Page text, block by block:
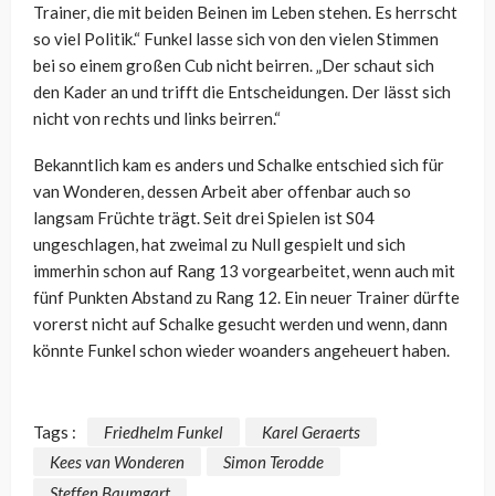
Trainer, die mit beiden Beinen im Leben stehen. Es herrscht
so viel Politik.“ Funkel lasse sich von den vielen Stimmen
bei so einem großen Cub nicht beirren. „Der schaut sich
den Kader an und trifft die Entscheidungen. Der lässt sich
nicht von rechts und links beirren.“
Bekanntlich kam es anders und Schalke entschied sich für
van Wonderen, dessen Arbeit aber offenbar auch so
langsam Früchte trägt. Seit drei Spielen ist S04
ungeschlagen, hat zweimal zu Null gespielt und sich
immerhin schon auf Rang 13 vorgearbeitet, wenn auch mit
fünf Punkten Abstand zu Rang 12. Ein neuer Trainer dürfte
vorerst nicht auf Schalke gesucht werden und wenn, dann
könnte Funkel schon wieder woanders angeheuert haben.
Tags : Friedhelm Funkel
Karel Geraerts
Kees van Wonderen
Simon Terodde